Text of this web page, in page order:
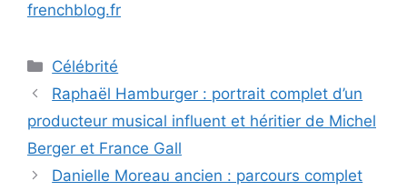
frenchblog.fr
Categories
Célébrité
Raphaël Hamburger : portrait complet d’un
producteur musical influent et héritier de Michel
Berger et France Gall
Danielle Moreau ancien : parcours complet